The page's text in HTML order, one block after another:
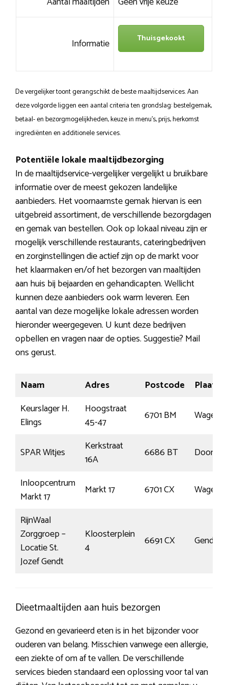
Informatie Thuisgekookt
De vergelijker toont gerangschikt de beste maaltijdservices. Aan
deze volgorde liggen een aantal criteria ten grondslag: bestelgemak,
betaal- en bezorgmogelijkheden, keuze in menu’s, prijs, herkomst
ingrediënten en additionele services.
Potentiële lokale maaltijdbezorging
In de maaltijdservice-vergelijker vergelijkt u bruikbare
informatie over de meest gekozen landelijke
aanbieders. Het voornaamste gemak hiervan is een
uitgebreid assortiment, de verschillende bezorgdagen
en gemak van bestellen. Ook op lokaal niveau zijn er
mogelijk verschillende restaurants, cateringbedrijven
en zorginstellingen die actief zijn op de markt voor
het klaarmaken en/of het bezorgen van maaltijden
aan huis bij bejaarden en gehandicapten. Wellicht
kunnen deze aanbieders ook warm leveren. Een
aantal van deze mogelijke lokale adressen worden
hieronder weergegeven. U kunt deze bedrijven
opbellen en vragen naar de opties. Suggestie? Mail
ons gerust.
Naam Adres Postcode
Plaats
Keurslager H.
Elings
Hoogstraat
45-47
6701 BM
SPAR Witjes
Kerkstraat
16A
6686 BT
Inloopcentrum
Markt 17
Markt 17 6701 CX
RijnWaal
Zorggroep –
Locatie St.
Jozef Gendt
Kloosterplein
4
6691 CX Gendt
Dieetmaaltijden aan huis bezorgen
Gezond en gevarieerd eten is in het bijzonder voor
ouderen van belang. Misschien vanwege een allergie,
een ziekte of om af te vallen. De verschillende
services bieden standaard een oplossing voor tal van